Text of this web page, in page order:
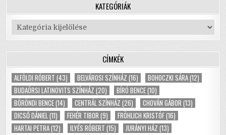
KATEGÓRIÁK
Kategóriák
CÍMKÉK
ALFÖLDI RÓBERT (43) BELVÁROSI SZÍNHÁZ (16) BOHOCZKI SÁRA(12)
BUDAÖRSI LATINOVITS SZÍNHÁZ (20) BÍRÓ BENCE(10)
BÖRÖNDI BENCE(14) CENTRÁL SZÍNHÁZ (26) CHOVÁN GÁBOR (13)
DICSŐ DÁNIEL(11) FEHÉR TIBOR (9) FRÖHLICH KRISTÓF(16)
HARTAI PETRA(12) ILYÉS RÓBERT (15) JURÁNYI HÁZ (13)